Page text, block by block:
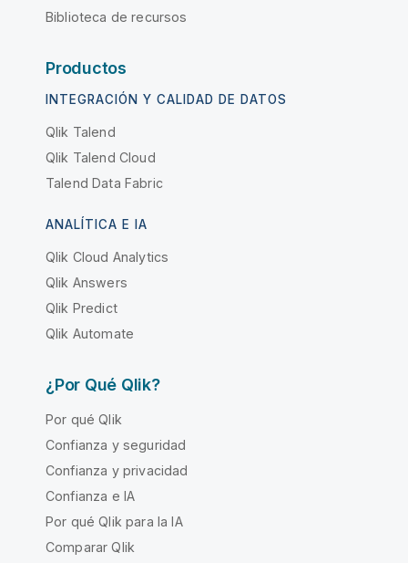
Biblioteca de recursos
Productos
INTEGRACIÓN Y CALIDAD DE DATOS
Qlik Talend
Qlik Talend Cloud
Talend Data Fabric
ANALÍTICA E IA
Qlik Cloud Analytics
Qlik Answers
Qlik Predict
Qlik Automate
¿Por Qué Qlik?
Por qué Qlik
Confianza y seguridad
Confianza y privacidad
Confianza e IA
Por qué Qlik para la IA
Comparar Qlik